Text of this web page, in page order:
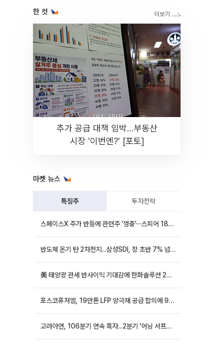
한 컷
추가 공급 대책 임박…부동산
시장 '이번엔?' [포토]
마켓 뉴스
특징주 투자전략
스페이스X 주가 반등에 관련주 ‘껑충’⋯스피어 18%ㆍ에이치브이엠 12%↑
반도체 온기 탄 2차전지...삼성SDI, 장 초반 7% 넘게 껑충
美 태양광 관세 반사이익 기대감에 한화솔루션 20%대·OCI홀딩스 14%대 급등
포스코퓨처엠, 19만톤 LFP 양극재 공급 합의에 9%대 강세
고려아연, 106분기 연속 흑자...2분기 '어닝 서프라이즈'에 장 초반 12%대 강세